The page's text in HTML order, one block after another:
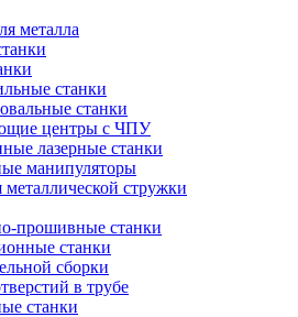
металла
станки
станки
центры с ЧПУ
лазерные станки
манипуляторы
стружки
прошивные станки
станки
сборки
в трубе
станки